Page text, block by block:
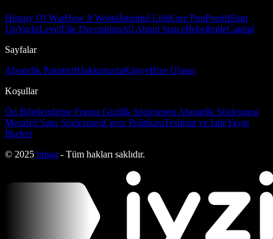
History Of WarHow It Worksİstanbul LifeKore PopPozitifStart
UpYachtLevelElle DecorationAll About SpaceBebeğimleCapital
Sayfalar
Abonelik PaketleriHakkımızdaKünyeBize Ulaşın
Koşullar
Ön Bilgilendirme Formu Gizlilik Sözleşmesi Abonelik Sözleşmesi
Mesafeli Satış SözleşmesiÇerez PolitikasıTeslimat ve İadeYayın
İlkeleri
© 2025 bmag - Tüm hakları saklıdır.